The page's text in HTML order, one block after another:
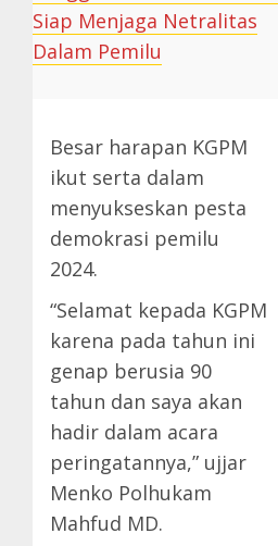
Siap Menjaga Netralitas
Dalam Pemilu
Besar harapan KGPM
ikut serta dalam
menyukseskan pesta
demokrasi pemilu
2024.
“Selamat kepada KGPM
karena pada tahun ini
genap berusia 90
tahun dan saya akan
hadir dalam acara
peringatannya,” ujjar
Menko Polhukam
Mahfud MD.